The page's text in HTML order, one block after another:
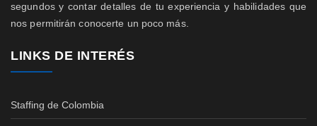
segundos y contar detalles de tu experiencia y habilidades que
nos permitirán conocerte un poco más.
LINKS DE INTERÉS
Staffing de Colombia